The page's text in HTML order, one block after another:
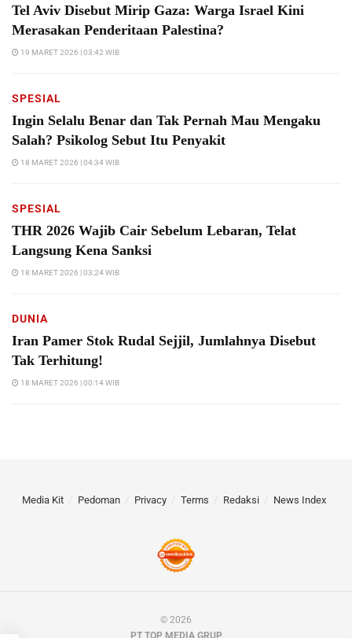
Tel Aviv Disebut Mirip Gaza: Warga Israel Kini
Merasakan Penderitaan Palestina?
19 MARET 2026 | 03:42 WIB
SPESIAL
Ingin Selalu Benar dan Tak Pernah Mau Mengaku
Salah? Psikolog Sebut Itu Penyakit
18 MARET 2026 | 04:34 WIB
SPESIAL
THR 2026 Wajib Cair Sebelum Lebaran, Telat
Langsung Kena Sanksi
18 MARET 2026 | 03:24 WIB
DUNIA
Iran Pamer Stok Rudal Sejjil, Jumlahnya Disebut
Tak Terhitung!
18 MARET 2026 | 00:14 WIB
Media Kit Pedoman Privacy Terms Redaksi News Index
© 2026
PT TOP MEDIA GRUP